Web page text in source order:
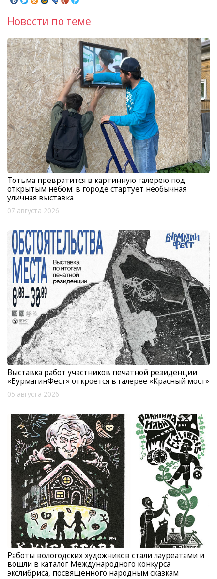
Новости по теме
Тотьма превратится в картинную галерею под
открытым небом: в городе стартует необычная
уличная выставка
07 августа 2026
Выставка работ участников печатной резиденции
«БурмагинФест» откроется в галерее «Красный мост»
05 августа 2026
Работы вологодских художников стали лауреатами и
вошли в каталог Международного конкурса
экслибриса, посвященного народным сказкам